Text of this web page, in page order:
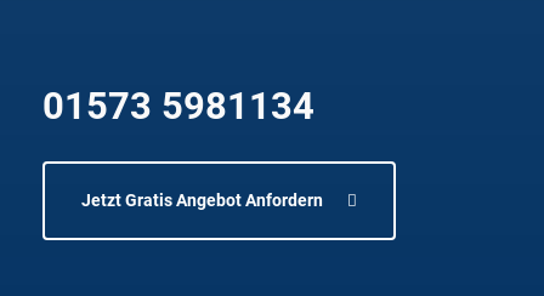
01573 5981134
Jetzt Gratis Angebot Anfordern